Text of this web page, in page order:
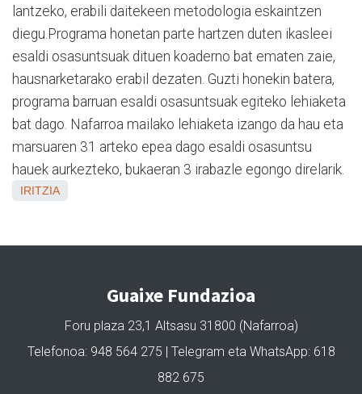
lantzeko, erabili daitekeen metodologia eskaintzen
diegu.Programa honetan parte hartzen duten ikasleei
esaldi osasuntsuak dituen koaderno bat ematen zaie,
hausnarketarako erabil dezaten. Guzti honekin batera,
programa barruan esaldi osasuntsuak egiteko lehiaketa
bat dago. Nafarroa mailako lehiaketa izango da hau eta
marsuaren 31 arteko epea dago esaldi osasuntsu
hauek aurkezteko, bukaeran 3 irabazle egongo direlarik.
IRITZIA
Guaixe Fundazioa
Foru plaza 23,1 Altsasu 31800 (Nafarroa)
Telefonoa: 948 564 275 | Telegram eta WhatsApp: 618
882 675